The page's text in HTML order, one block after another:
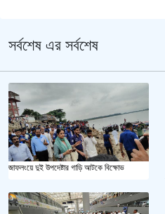
সর্বশেষ এর সর্বশেষ
জাফলংয়ে দুই উপদেষ্টার গাড়ি আটকে বিক্ষোভ